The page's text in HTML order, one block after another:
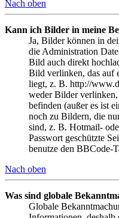
Nach oben
Kann ich Bilder in meine
Ja, Bilder können in
die Administration
Bild auch direkt
Bild verlinken, das auf
liegt, z. B. http://
weder Bilder verlinken,
befinden (außer es ist
noch zu Bildern, die
sind, z. B. Hotmail-
Passwort geschützte
benutze den BBCode-
Nach oben
Was sind globale
Globale